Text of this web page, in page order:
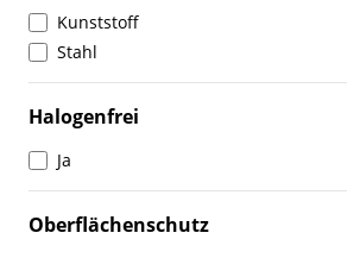
Kunststoff
Stahl
Halogenfrei
Ja
Oberflächenschutz